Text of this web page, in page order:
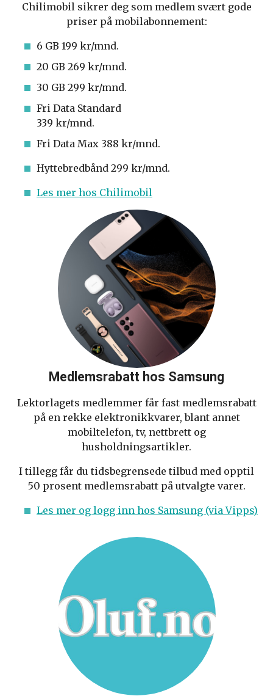
Chilimobil sikrer deg som medlem svært gode
priser på mobilabonnement:
6 GB 199 kr/mnd.
20 GB 269 kr/mnd.
30 GB 299 kr/mnd.
Fri Data Standard
339 kr/mnd.
Fri Data Max 388 kr/mnd.
Hyttebredbånd 299 kr/mnd.
Les mer hos Chilimobil
Medlemsrabatt hos Samsung
Lektorlagets medlemmer får fast medlemsrabatt
på en rekke elektronikkvarer, blant annet
mobiltelefon, tv, nettbrett og
husholdningsartikler.
I tillegg får du tidsbegrensede tilbud med opptil
50 prosent medlemsrabatt på utvalgte varer.
Les mer og logg inn hos Samsung (via Vipps)